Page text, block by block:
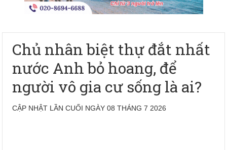
Chủ nhân biệt thự đắt nhất
nước Anh bỏ hoang, để
người vô gia cư sống là ai?
CẬP NHẬT LẦN CUỐI NGÀY 08 THÁNG 7 2026